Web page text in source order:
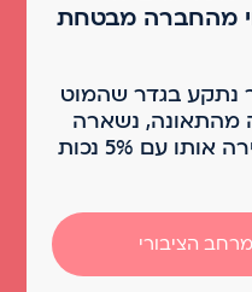
מהחברה מבטחת
נתקע בגדר שהמוט
מהתאונה, נשארה
לו צלקת במצח אשר הותירה אותו עם 5% נכות
הציבורי